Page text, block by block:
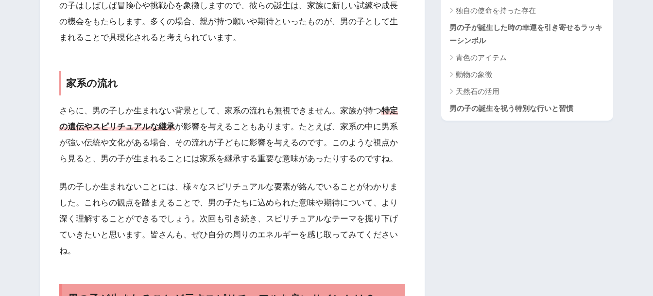
の子はしばしば冒険心や挑戦心を象徴しますので、彼らの誕生は、家族に新しい試練や成長
の機会をもたらします。多くの場合、親が持つ願いや期待といったものが、男の子として生
まれることで具現化されると考えられています。
家系の流れ
さらに、男の子しか生まれない背景として、家系の流れも無視できません。家族が持つ特定
の遺伝やスピリチュアルな継承が影響を与えることもあります。たとえば、家系の中に男系
が強い伝統や文化がある場合、その流れが子どもに影響を与えるのです。このような視点か
ら見ると、男の子が生まれることには家系を継承する重要な意味があったりするのですね。
男の子しか生まれないことには、様々なスピリチュアルな要素が絡んでいることがわかりま
した。これらの観点を踏まえることで、男の子たちに込められた意味や期待について、より
深く理解することができるでしょう。次回も引き続き、スピリチュアルなテーマを掘り下げ
ていきたいと思います。皆さんも、ぜひ自分の周りのエネルギーを感じ取ってみてください
ね。
独自の使命を持った存在
男の子が誕生した時の幸運を引き寄せるラッキ
ーシンボル
青色のアイテム
動物の象徴
天然石の活用
男の子の誕生を祝う特別な行いと習慣